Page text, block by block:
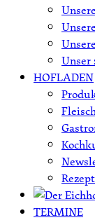
Unser
HOFLADEN
TERMINE